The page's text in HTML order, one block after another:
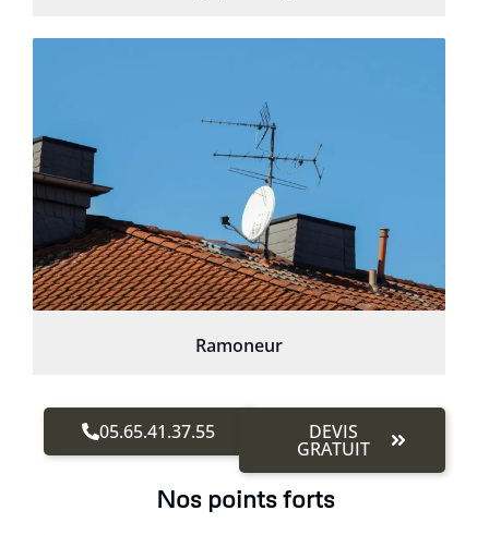
Ramoneur
05.65.41.37.55 DEVIS
GRATUIT
Nos points forts